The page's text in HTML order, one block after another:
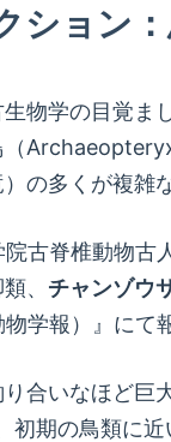
ション
物学の目覚ま
の多くが複雑
古脊椎動物古
、 チャンゾウ
学報）』にて
合いなほど巨
期の鳥類に